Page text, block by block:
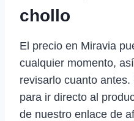
chollo
El precio en Miravia
cualquier momento,
revisarlo cuanto
para ir directo al
de nuestro enlace de